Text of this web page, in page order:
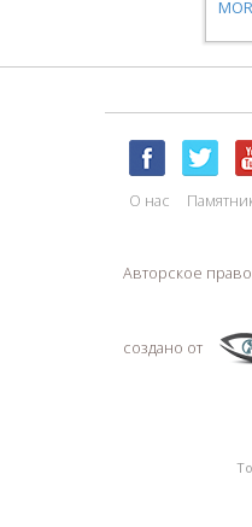
О нас
Авторское
создано от